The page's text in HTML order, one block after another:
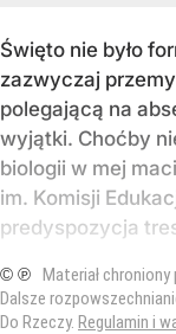
Święto nie było
zazwyczaj
polegającą na
wyjątki. Choćby
biologii w mej
im. Komisji
predyspozycja
© ℗ Materiał
Dalsze
Do Rzeczy. Regulamin i